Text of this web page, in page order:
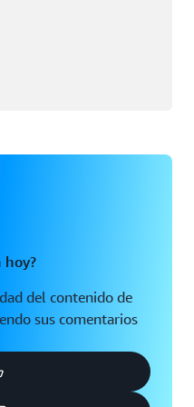
hoy?
del contenido de
sus comentarios